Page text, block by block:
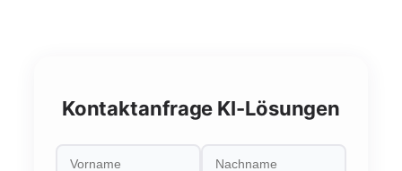
Kontaktanfrage KI-Lösungen